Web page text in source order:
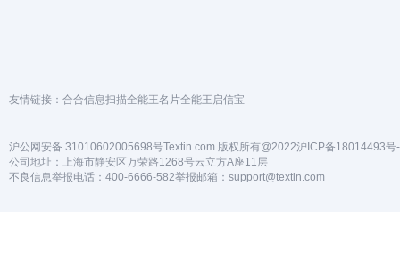
友情链接： 合合信息扫描全能王名片全能王 启信宝
沪公网安备 31010602005698号Textin.com 版权所有@2022沪ICP备18014493号
公司地址：上海市静安区万荣路1268号云立方A座11层
不良信息举报电话： 400-6666-582举报邮箱：support@textin.com